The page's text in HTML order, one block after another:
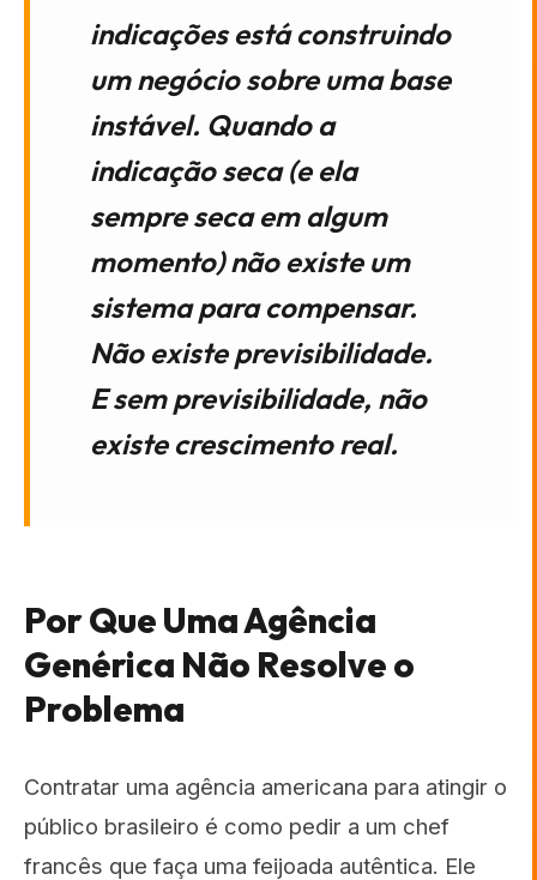
indicações está construindo
um negócio sobre uma base
instável. Quando a
indicação seca (e ela
sempre seca em algum
momento) não existe um
sistema para compensar.
Não existe previsibilidade.
E sem previsibilidade, não
existe crescimento real.
Por Que Uma Agência
Genérica Não Resolve o
Problema
Contratar uma agência americana para atingir o
público brasileiro é como pedir a um chef
francês que faça uma feijoada autêntica. Ele